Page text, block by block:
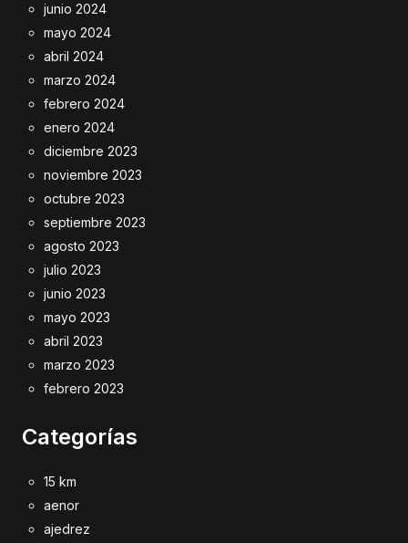
junio 2024
mayo 2024
abril 2024
marzo 2024
febrero 2024
enero 2024
diciembre 2023
noviembre 2023
octubre 2023
septiembre 2023
agosto 2023
julio 2023
junio 2023
mayo 2023
abril 2023
marzo 2023
febrero 2023
Categorías
15 km
aenor
ajedrez